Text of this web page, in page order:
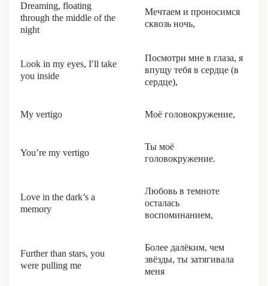
Dreaming, floating
through the middle of the
night
Мечтаем и проносимся
сквозь ночь,
Look in my eyes, I′ll take
you inside
Посмотри мне в глаза, я
впущу тебя в сердце (в
сердце),
My vertigo Моё головокружение,
You’re my vertigo
Ты моё
головокружение.
Love in the dark’s a
memory
Любовь в темноте
осталась
воспоминанием,
Further than stars, you
were pulling me
Более далёким, чем
звёзды, ты затягивала
меня